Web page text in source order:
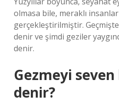
olmasa bile, meraklı
gerçekleştirilmiştir.
denir ve şimdi geziler
denir.
Gezmeyi
denir?